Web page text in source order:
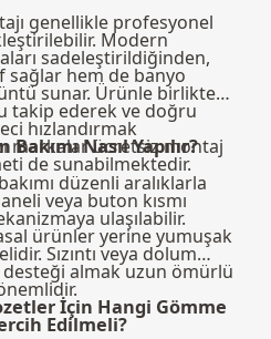
genellikle profesyonel
Modern
sadeleştirildiğinden,
hem de banyo
sunar. Ürünle birlikte
takip ederek ve doğru
hızlandırmak
markalar ücretsiz montaj
de sunabilmektedir.
Nasıl Yapılır?
düzenli aralıklarla
veya buton kısmı
ulaşılabilir.
ürünler yerine yumuşak
Sızıntı veya dolum
almak uzun ömürlü
İçin Hangi Gömme
Edilmeli?